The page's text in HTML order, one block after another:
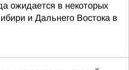
ожидается в некоторых
и Дальнего Востока в